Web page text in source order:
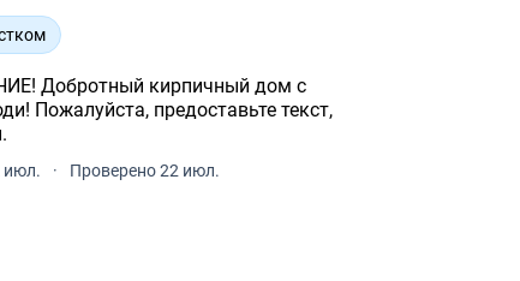
Добротный кирпичный дом с
Пожалуйста, предоставьте текст,
июл. · Проверено 22 июл.